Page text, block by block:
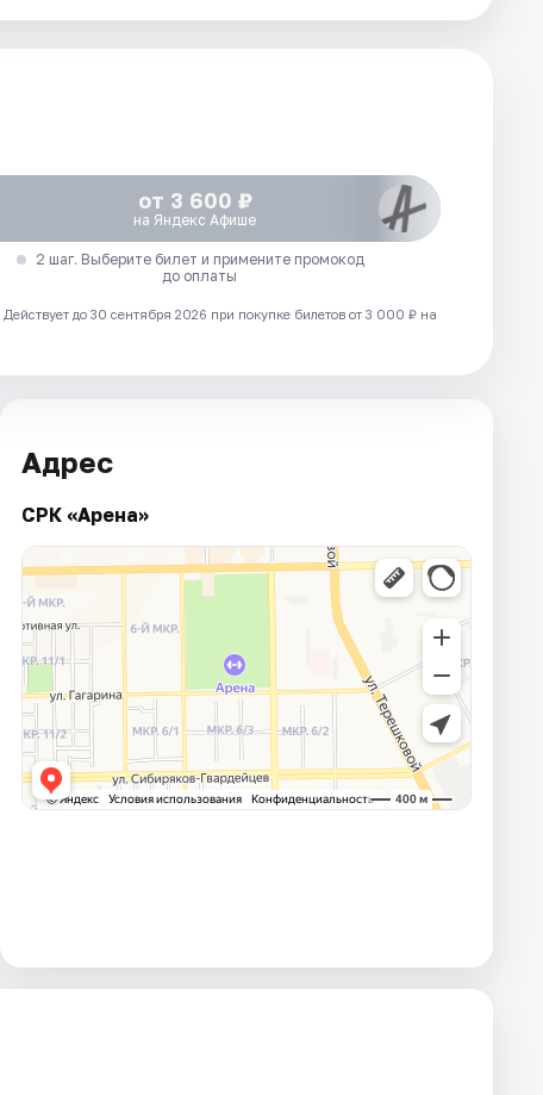
от 3 600 ₽
на Яндекс Афише
2 шаг. Выберите билет и примените промокод
до оплаты
Действует до 30 сентября 2026 при покупке билетов от 3 000 ₽ на
Адрес
СРК «Арена»